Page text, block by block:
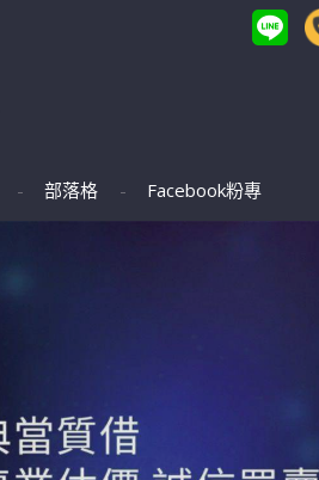
部落格 Facebook粉專